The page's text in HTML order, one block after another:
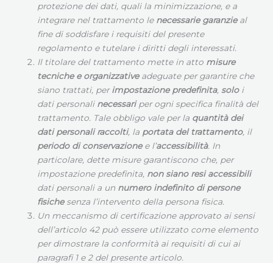
protezione dei dati, quali la minimizzazione, e a
integrare nel trattamento le necessarie garanzieal
fine di soddisfare i requisiti del presente
regolamento e tutelare i diritti degli interessati.
Il titolare del trattamento mette in atto misure
tecniche e organizzativeadeguate per garantire che
siano trattati, perimpostazione predefinita,soloi
dati personali necessariper ogni specifica finalità del
trattamento. Tale obbligo vale per la quantità dei
dati personali raccolti, la portata del trattamento, il
periodo di conservazionee l’accessibilità. In
particolare, dette misure garantiscono che, per
impostazione predefinita, non siano resi accessibili
dati personali a un numero indefinito di persone
fisichesenza l’intervento della persona fisica.
Un meccanismo di certificazione approvato ai sensi
dell’articolo 42 può essere utilizzato come elemento
per dimostrare la conformità ai requisiti di cui ai
paragrafi 1 e 2 del presente articolo.